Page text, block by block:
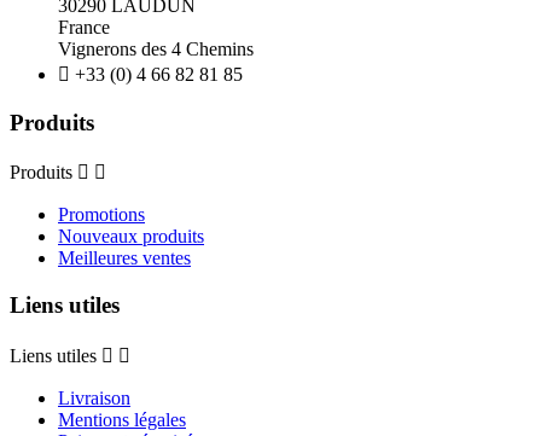
30290 LAUDUN
France
Vignerons des 4 Chemins
 +33 (0) 4 66 82 81 85
Produits
Produits  
Promotions
Nouveaux produits
Meilleures ventes
Liens utiles
Liens utiles  
Livraison
Mentions légales